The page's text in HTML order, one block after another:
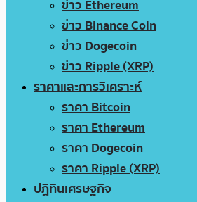
ข่าว Ethereum
ข่าว Binance Coin
ข่าว Dogecoin
ข่าว Ripple (XRP)
ราคาและการวิเคราะห์
ราคา Bitcoin
ราคา Ethereum
ราคา Dogecoin
ราคา Ripple (XRP)
ปฏิทินเศรษฐกิจ